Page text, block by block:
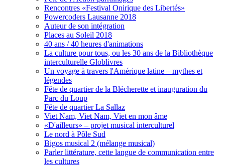
Rencontres «Festival Onirique des Libertés»
Powercoders Lausanne 2018
Auteur de son intégration
Places au Soleil 2018
40 ans / 40 heures d'animations
La culture pour tous, ou les 30 ans de la Bibliothèque
interculturelle Globlivres
Un voyage à travers l'Amérique latine – mythes et
légendes
Fête de quartier de la Blécherette et inauguration du
Parc du Loup
Fête de quartier La Sallaz
Viet Nam, Viet Nam, Viet en mon âme
«D'ailleurs» – projet musical interculturel
Le nord à Pôle Sud
Bigos musical 2 (mélange musical)
Parler littérature, cette langue de communication entre
les cultures